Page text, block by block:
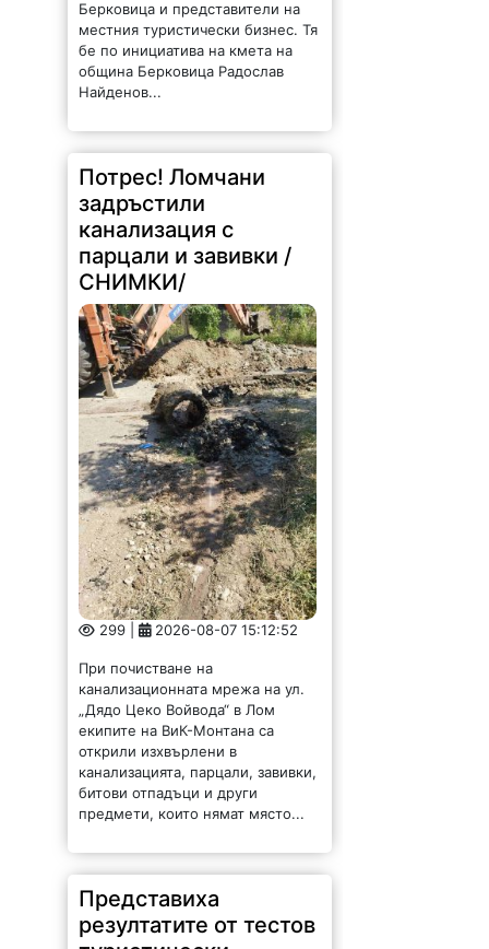
община Берковица Радослав
Найденов...
Потрес! Ломчани
задръстили
канализация с
парцали и завивки /
СНИМКИ/
299 | 2026-08-07 15:12:52
При почистване на
канализационната мрежа на ул.
„Дядо Цеко Войвода“ в Лом
екипите на ВиК-Монтана са
открили изхвърлени в
канализацията, парцали, завивки,
битови отпадъци и други
предмети, които нямат място...
Представиха
резултатите от тестов
туристически
маршрут